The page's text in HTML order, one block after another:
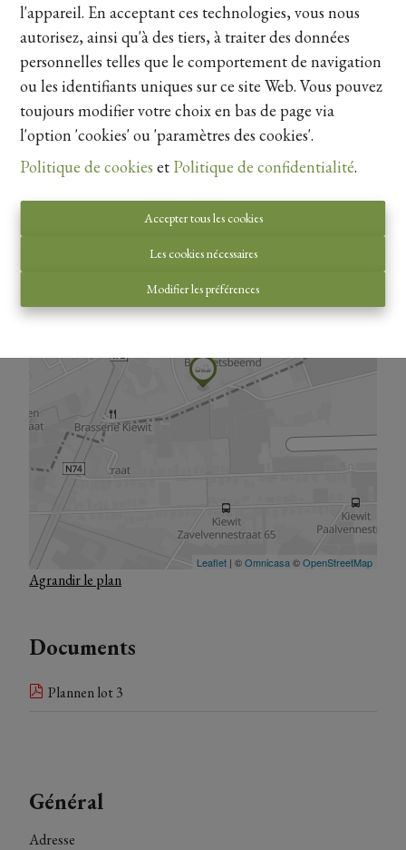
l'appareil. En acceptant ces technologies, vous nous
autorisez, ainsi qu'à des tiers, à traiter des données
personnelles telles que le comportement de navigation
ou les identifiants uniques sur ce site Web. Vous pouvez
toujours modifier votre choix en bas de page via
l'option 'cookies' ou 'paramètres des cookies'.
Politique de cookies et Politique de confidentialité.
Accepter tous les cookies
Les cookies nécessaires
Modifier les préférences
Partager
Vue de la carte
Agrandir le plan
Documents
Plannen lot 3
Général
Adresse